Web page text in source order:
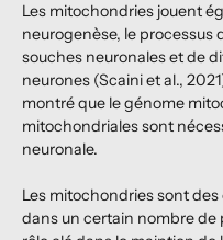
Les mitochondries jouent
neurogenèse, le processus
souches neuronales et de
neurones (Scaini et al.,
montré que le génome
mitochondriales sont
neuronale.
Les mitochondries sont
dans un certain nombre de